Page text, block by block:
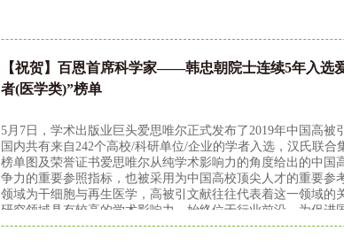
【祝贺】百恩首席科学家——韩忠朝院士连续5年入选
者(医学类)”榜单
5月7日，学术出版业巨头爱思唯尔正式发布了2019年中国高被
国内共有来自242个高校/科研单位/企业的学者入选，汉氏联
榜单图及荣誉证书爱思唯尔从纯学术影响力的角度给出的中
争力的重要参照指标，也被采用为中国高校顶尖人才的重要
领域为干细胞与再生医学，高被引文献往往代表着这一领域
研究领域具有较高的学术影响力，始终位于行业前沿，为促